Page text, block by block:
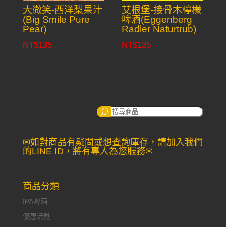
大微笑-西洋梨果汁
(Big Smile Pure
Pear)
NT$135
艾根堡-接骨木檸檬
啤酒(Eggenberg
Radler Naturtrub)
NT$135
搜
✉如對商品有疑問或想查詢庫存，請加入我們
的LINE ID，將有專人為您服務✉
商品分類
IPA啤酒
優惠活動